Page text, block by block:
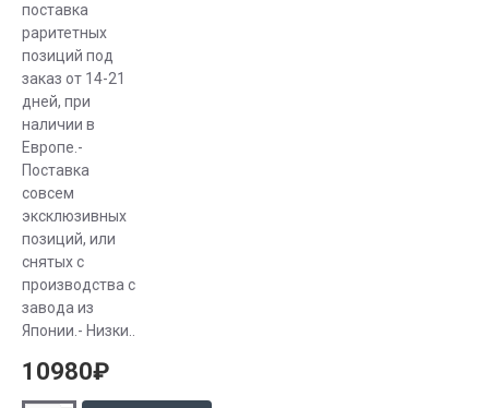
поставка
раритетных
позиций под
заказ от 14-21
дней, при
наличии в
Европе.-
Поставка
совсем
эксклюзивных
позиций, или
снятых с
производства с
завода из
Японии.- Низки..
10980₽